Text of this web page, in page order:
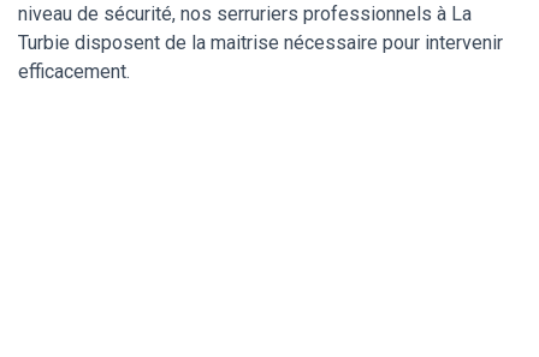
niveau de sécurité, nos serruriers professionnels à La
Turbie disposent de la maitrise nécessaire pour intervenir
efficacement.